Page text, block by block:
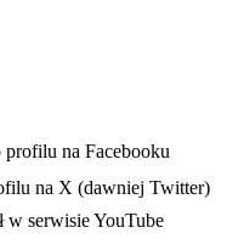
karcie
profilu na Facebooku
na X (dawniej Twitter)
karcie
w serwisie YouTube